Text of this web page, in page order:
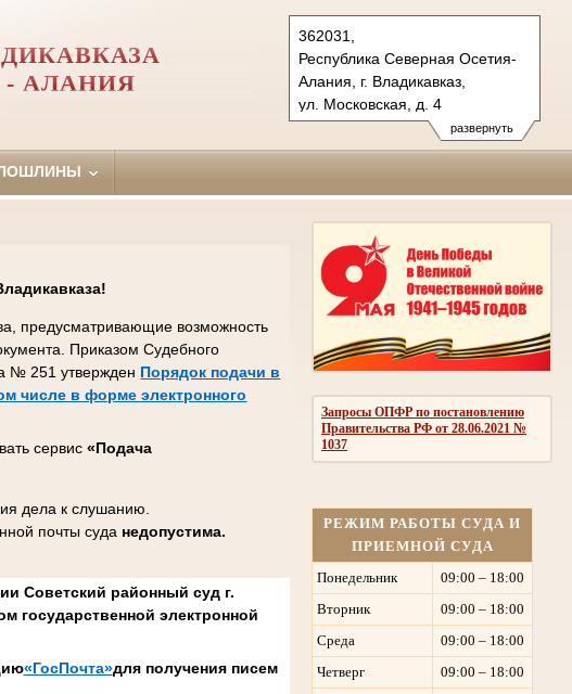
развернуть
362031,
Республика Северная Осетия-
Алания, г. Владикавказ,
ул. Московская, д. 4
Тел.: (8672) 24-06-10
Sovetsky.wlk@sudrf.ru
АЛАНИЯ
Запросы ОПФР по постановлению
Правительства РФ от 28.06.2021 №
1037
РЕЖИМ РАБОТЫ СУДА И
ПРИЕМНОЙ СУДА
Понедельник
09:00 – 18:00
Вторник
09:00 – 18:00
Среда
09:00 – 18:00
Четверг
09:00 – 18:00
предусматривающие возможность
Приказом Судебного
№ 251 утвержден Порядок подачи в
числе в форме электронного
сервис«Подача
дела к слушанию.
почты суда недопустима.
Советский районный суд г.
государственной электронной
«ГосПочта»для получения писем